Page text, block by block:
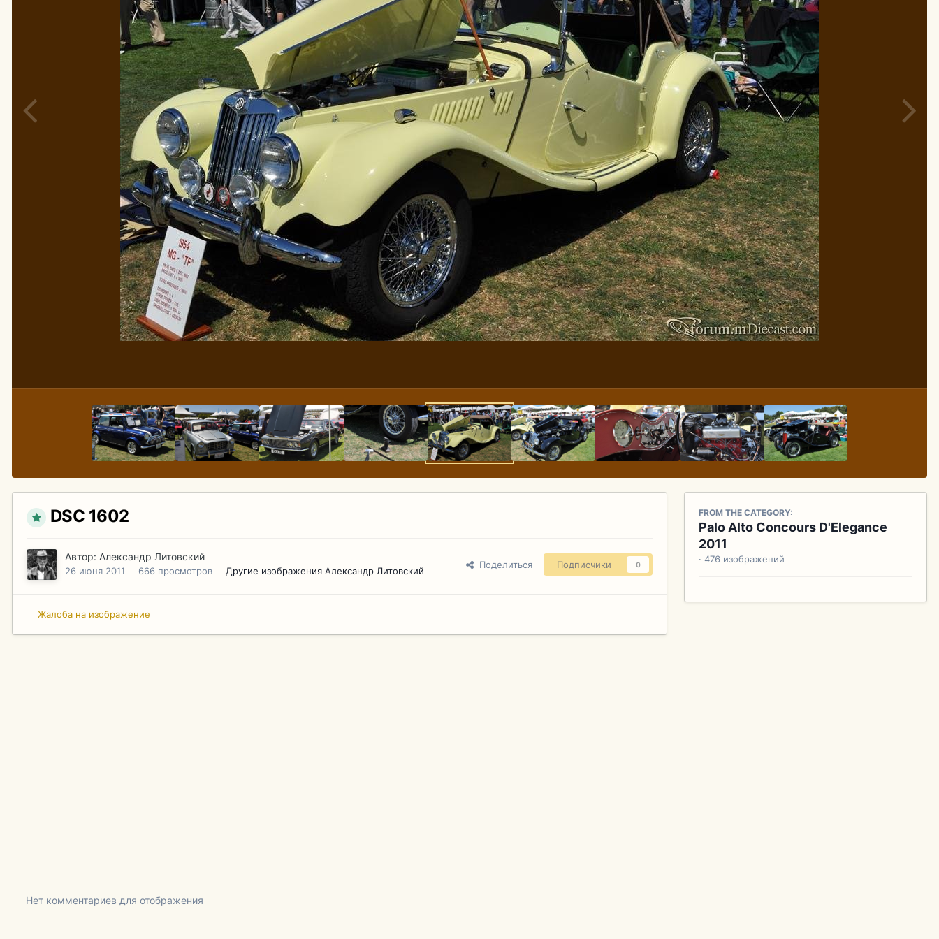
DSC 1602
Автор: Александр Литовский
26 июня 2011 666 просмотров Другие изображения Александр Литовский
Поделиться Подписчики 0
Жалоба на изображение
FROM THE CATEGORY:
Palo Alto Concours D'Elegance
2011
· 476 изображений
Нет комментариев для отображения